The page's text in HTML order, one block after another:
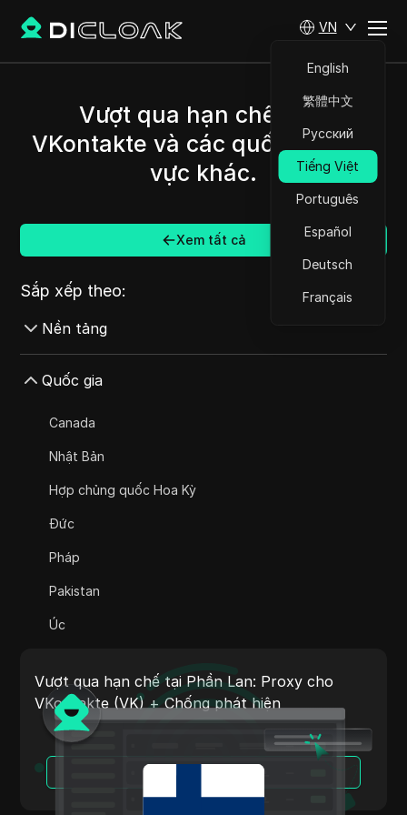
VN
English
繁體中文
Русский
Tiếng Việt
Português
Español
Deutsch
Français
Vượt qua hạn chế trên
VKontakte và các quốc gia/khu
vực khác.
Xem tất cả
Sắp xếp theo:
Nền tảng
AdMob
Apple Pay
ASOS
BestBuy
Quốc gia
Canada
Nhật Bản
Hợp chủng quốc Hoa Kỳ
Đức
Pháp
Pakistan
Úc
Ý
Hà Lan
Việt Nam
Bồ Đào Nha
Vượt qua hạn chế tại Phần Lan: Proxy cho
VKontakte (VK) + Chống phát hiện